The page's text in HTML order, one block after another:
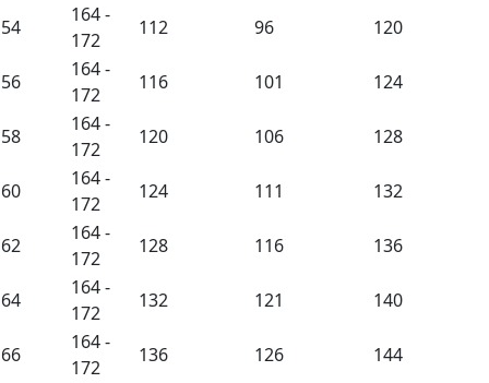
54
164 -
172
112 96 120
56
164 -
172
116 101 124
58
164 -
172
120 106 128
60
164 -
172
124 111 132
62
164 -
172
128 116 136
64
164 -
172
132 121 140
66
164 -
172
136 126 144